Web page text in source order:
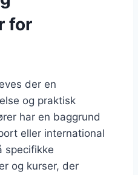
for
der en
og praktisk
har en baggrund
eller international
specifikke
og kurser, der